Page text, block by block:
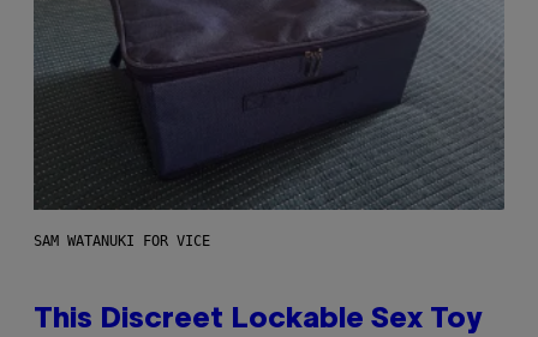
SAM WATANUKI FOR VICE
This Discreet Lockable Sex Toy